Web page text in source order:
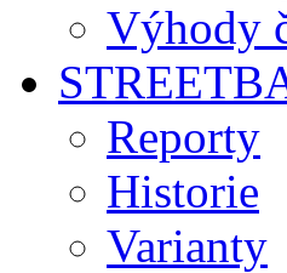
Výhody
Reporty
Historie
Varianty